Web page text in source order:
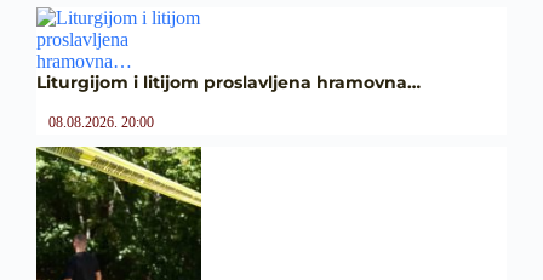
Liturgijom i litijom proslavljena hramovna…
08.08.2026. 20:00